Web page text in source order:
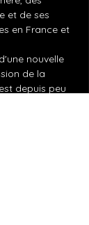
et de ses
en France et
nouvelle
de la
depuis peu